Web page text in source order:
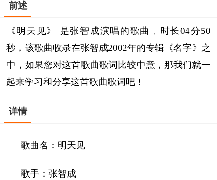
前述
《明天见》 是张智成演唱的歌曲，时长04分50
秒，该歌曲收录在张智成2002年的专辑《名字》之
中，如果您对这首歌曲歌词比较中意，那我们就一
起来学习和分享这首歌曲歌词吧！
详情
歌曲名：明天见
歌手：张智成